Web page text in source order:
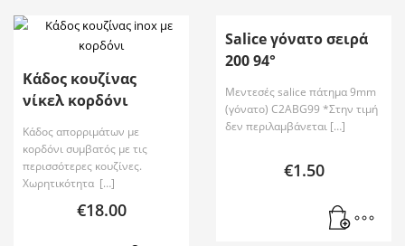
Κάδος κουζίνας
νίκελ κορδόνι
Κάδος απορριμάτων με
κορδόνι συμβατός με τις
περισσότερες κουζίνες.
Χωρητικότητα […]
€18.00
Salice γόνατο σειρά
200 94°
Μεντεσές salice πάτημα 9mm
(γόνατο) C2ABG99 *Στην τιμή
δεν περιλαμβάνεται […]
€1.50